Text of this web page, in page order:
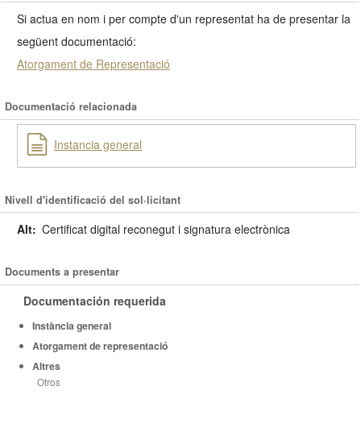
Si actua en nom i per compte d'un representat ha de presentar la
següent documentació:
Atorgament de Representació
Documentació relacionada
Instancia general
Nivell d'identificació del sol·licitant
Alt: Certificat digital reconegut i signatura electrònica
Documents a presentar
Documentación requerida
Instància general
Atorgament de representació
Altres
Otros